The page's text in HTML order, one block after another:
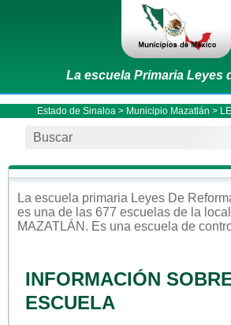
La escuela Primaria Leyes
Estado de Sinaloa > Municipio Mazatlán >
La escuela primaria Leyes De
es una de las 677 escuelas de la
MAZATLÁN . Es una escuela de
INFORMACIÓN
ESCUELA